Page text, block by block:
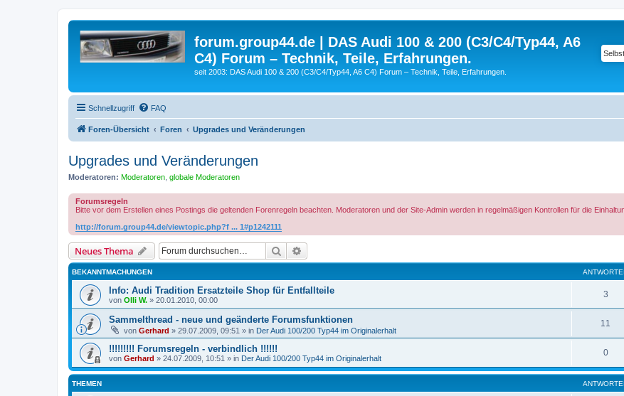
forum.group44.de | DAS Audi 100 & 200 (C3/C4/Typ44, A6
C4) Forum – Technik, Teile, Erfahrungen.
seit 2003: DAS Audi 100 & 200 (C3/C4/Typ44, A6 C4) Forum – Technik, Teile, Erfahrungen.
Schnellzugriff FAQ
Foren-Übersicht Foren Upgrades und Veränderungen
Upgrades und Veränderungen
Moderatoren: Moderatoren globale Moderatoren
Forumsregeln
Bitte vor dem Erstellen eines Postings die geltenden Forenregeln beachten. Moderatoren und der Site-Admin werden in regelmäßigen Kontrollen für die
http://forum.group44.de/viewtopic.php?f ... 1#p1242111
Neues Thema Suche
BEKANNTMACHUNGEN
Info: Audi Tradition Ersatzteile Shop für Entfallteile
von Olli W. » 20.01.2010, 00:00
3
Sammelthread - neue und geänderte Forumsfunktionen
von Gerhard » 29.07.2009, 09:51 » in Der Audi 100/200 Typ44 im Originalerhalt
11
!!!!!!!!! Forumsregeln - verbindlich !!!!!!
von Gerhard » 24.07.2009, 10:51 » in Der Audi 100/200 Typ44 im Originalerhalt
0
THEMEN